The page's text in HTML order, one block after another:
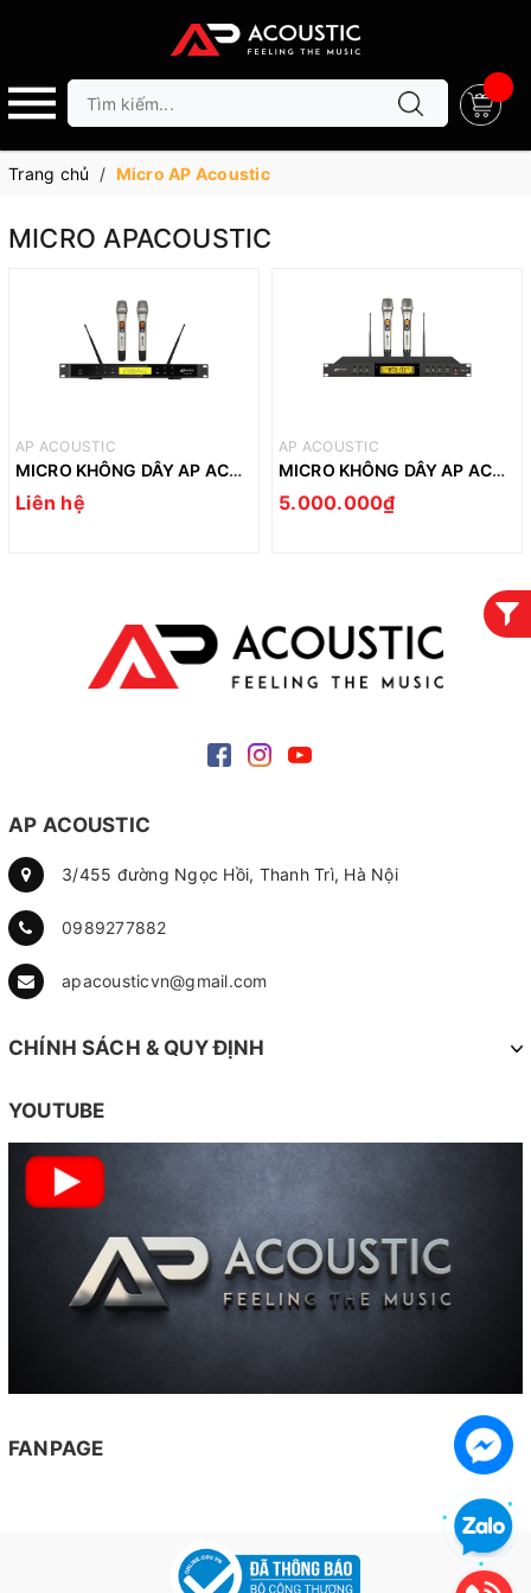
Trang chủ / Micro AP Acoustic
MICRO APACOUSTIC
AP ACOUSTIC
MICRO KHÔNG DÂY AP ACOUSTIC S650 PRO
Liên hệ
AP ACOUSTIC
MICRO KHÔNG DÂY AP ACOUSTIC S450 PRO
5.000.000₫
AP ACOUSTIC
3/455 đường Ngọc Hồi, Thanh Trì, Hà Nội
0989277882
apacousticvn@gmail.com
CHÍNH SÁCH & QUY ĐỊNH
YOUTUBE
FANPAGE